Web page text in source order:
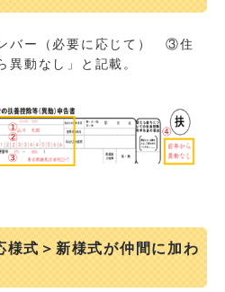
ー（必要に応じて） ③住
動なし」と記載。
様式＞新様式が仲間に加わ